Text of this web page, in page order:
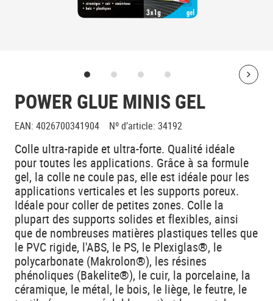
POWER GLUE MINIS GEL
EAN: 4026700341904 Nº d’article: 34192
Colle ultra-rapide et ultra-forte. Qualité idéale
pour toutes les applications. Grâce à sa formule
gel, la colle ne coule pas, elle est idéale pour les
applications verticales et les supports poreux.
Idéale pour coller de petites zones. Colle la
plupart des supports solides et flexibles, ainsi
que de nombreuses matières plastiques telles que
le PVC rigide, l'ABS, le PS, le Plexiglas®, le
polycarbonate (Makrolon®), les résines
phénoliques (Bakelite®), le cuir, la porcelaine, la
céramique, le métal, le bois, le liège, le feutre, le